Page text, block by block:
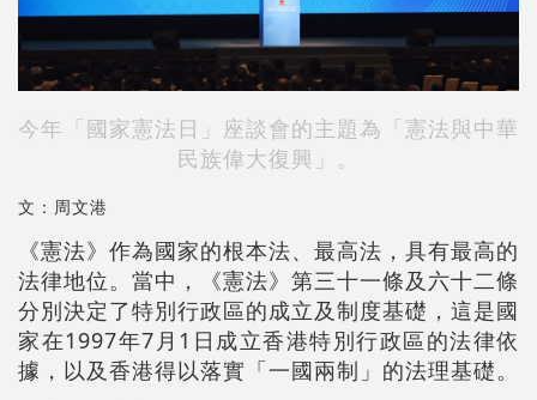
今年「國家憲法日」座談會的主題為「憲法與中華
民族偉大復興」。
文：周文港
《憲法》作為國家的根本法、最高法，具有最高的
法律地位。當中，《憲法》第三十一條及六十二條
分別決定了特別行政區的成立及制度基礎，這是國
家在1997年7月1日成立香港特別行政區的法律依
據，以及香港得以落實「一國兩制」的法理基礎。